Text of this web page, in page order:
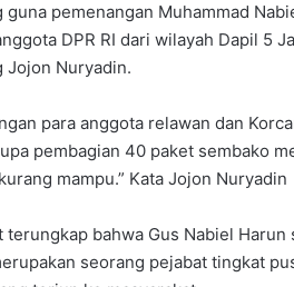
pemenangan Muhammad
DPR RI dari wilayah Dapil 5
Jojon Nuryadin.
para anggota relawan dan
pembagian 40 paket sembako
mampu.” Kata Jojon Nuryadin
bahwa Gus Nabiel
seorang pejabat tingkat